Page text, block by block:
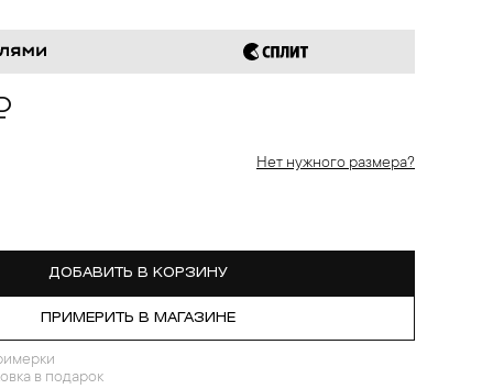
Нет нужного размера?
ДОБАВИТЬ В КОРЗИНУ
ПРИМЕРИТЬ В МАГАЗИНЕ
в подарок